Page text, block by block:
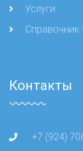
Услуги
Справочник
Контакты
+7 (924)